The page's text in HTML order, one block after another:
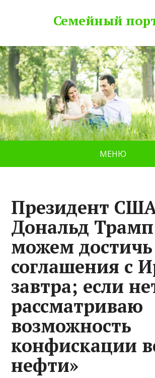
Семейный
МЕНЮ
Президент
Дональд
можем достичь
соглашения с
завтра; если
рассматриваю
возможность
конфискации
нефти»